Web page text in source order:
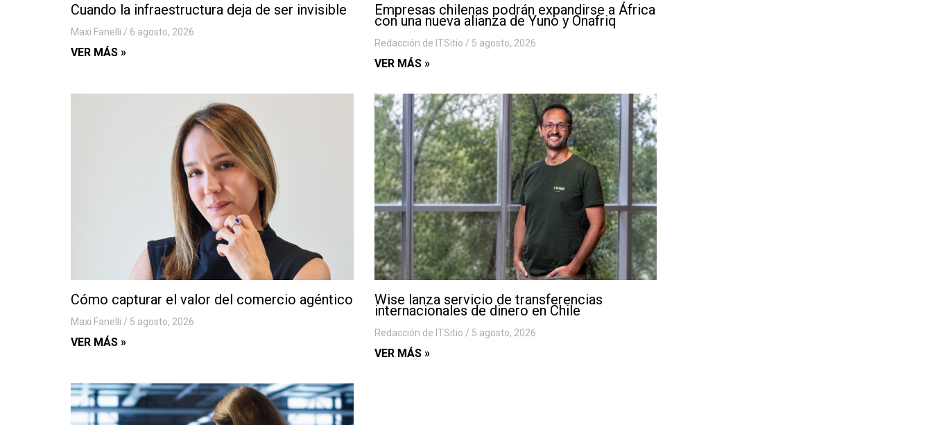
Cuando la infraestructura deja de ser invisible
Maxi Fanelli 6 agosto, 2026
VER MÁS »
Empresas chilenas podrán expandirse a África
con una nueva alianza de Yuno y Onafriq
Redacción de ITSitio 5 agosto, 2026
VER MÁS »
Cómo capturar el valor del comercio agéntico
Maxi Fanelli 5 agosto, 2026
VER MÁS »
Wise lanza servicio de transferencias
internacionales de dinero en Chile
Redacción de ITSitio 5 agosto, 2026
VER MÁS »